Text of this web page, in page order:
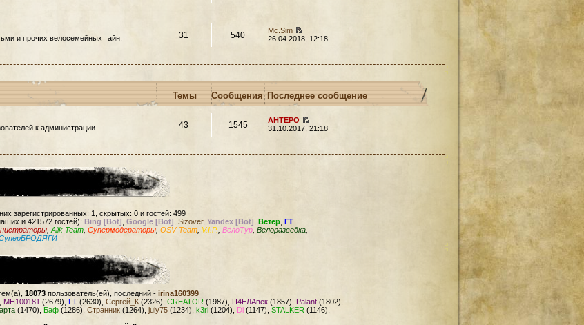
и прочих велосемейных тайн. 31 540
Mc.Sim
26.04.2018, 12:18
Темы Сообщения Последнее сообщение
к администрации
43 1545
AHTEPO
31.10.2017, 21:18
них зарегистрированных: 1, скрытых: 0 и гостей: 499
и 421572 гостей): Bing [Bot] Google [Bot] Sizover, Yandex [Bot] Ветер ГТ
Alik Team Супермодераторы OSV-Team V.I.P. ВелоТур Велоразведка
18073 пользователь(ей), последний - irina160399
MH100181 (2679), ГТ (2630), Сергей_К (2326), CREATOR (1987), П4ЕЛАвек (1857), Palant (1802),
(1470), Баф (1286), Странник (1264), july75 (1234), k3ri (1204), Di (1147), STALKER (1146),